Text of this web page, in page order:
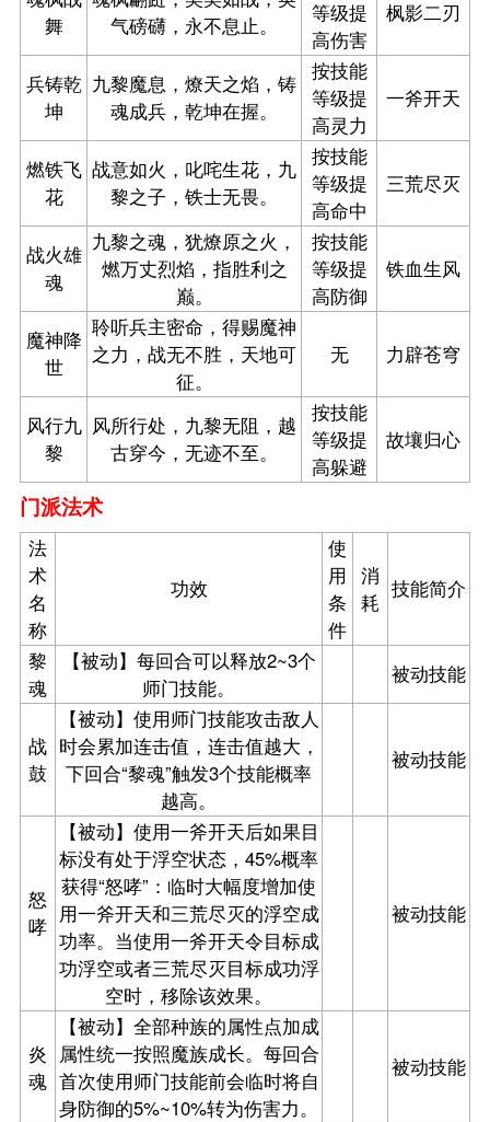
舞
气磅礴，永不息止。
等级提
高伤害
枫影二刃
兵铸乾
坤
九黎魔息，燎天之焰，铸
魂成兵，乾坤在握。
按技能
等级提
高灵力
一斧开天
燃铁飞
花
战意如火，叱咤生花，九
黎之子，铁士无畏。
按技能
等级提
高命中
三荒尽灭
战火雄
魂
九黎之魂，犹燎原之火，
燃万丈烈焰，指胜利之
巅。
按技能
等级提
高防御
铁血生风
魔神降
世
聆听兵主密命，得赐魔神
之力，战无不胜，天地可
征。
无 力辟苍穹
风行九
黎
风所行处，九黎无阻，越
古穿今，无迹不至。
按技能
等级提
高躲避
故壤归心
门派法术
法
术
名
称
功效
使
用
条
件
消
耗
技能简介
黎
魂
【被动】每回合可以释放2~3个
师门技能。
被动技能
战
鼓
【被动】使用师门技能攻击敌人
时会累加连击值，连击值越大，
下回合“黎魂”触发3个技能概率
越高。
被动技能
怒
哮
【被动】使用一斧开天后如果目
标没有处于浮空状态，45%概率
获得“怒哮”：临时大幅度增加使
用一斧开天和三荒尽灭的浮空成
功率。当使用一斧开天令目标成
功浮空或者三荒尽灭目标成功浮
空时，移除该效果。
被动技能
炎
魂
【被动】全部种族的属性点加成
属性统一按照魔族成长。每回合
首次使用师门技能前会临时将自
身防御的5%~10%转为伤害力。
被动技能